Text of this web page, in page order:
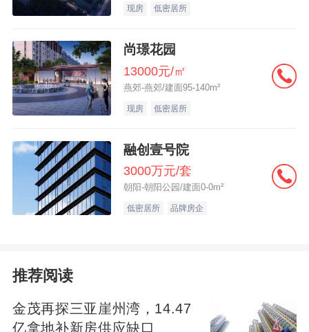
现房 低密居所
尚璟花园
13000元/㎡
燕郊-燕郊/建面95-140m²
现房 低密居所
融创壹号院
3000万元/套
朝阳-朝阳公园/建面0-0m²
低密居所 品牌房企
推荐阅读
金茂再探三亚崖州湾，14.47
亿拿地补新房供应缺口